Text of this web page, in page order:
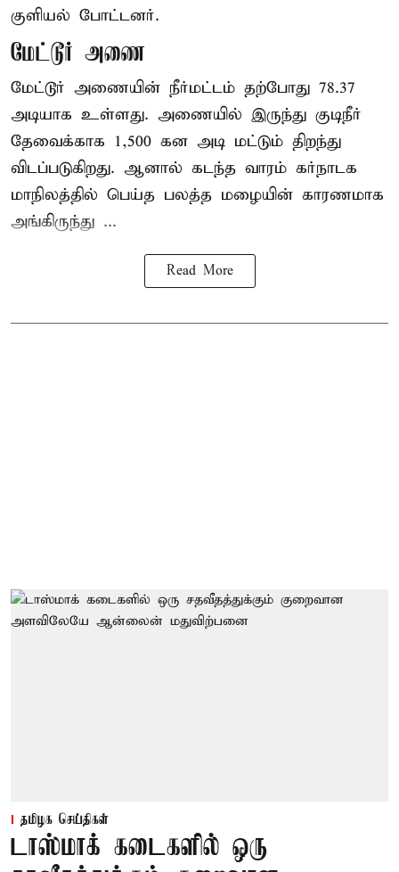
குளியல் போட்டனர்.
மேட்டூர் அணை
மேட்டூர் அணையின் நீர்மட்டம் தற்போது 78.37
அடியாக உள்ளது. அணையில் இருந்து குடிநீர்
தேவைக்காக 1,500 கன அடி மட்டும் திறந்து
விடப்படுகிறது. ஆனால் கடந்த வாரம் கர்நாடக
மாநிலத்தில் பெய்த பலத்த மழையின் காரணமாக
அங்கிருந்து ...
Read More
தமிழக செய்திகள்
டாஸ்மாக் கடைகளில் ஒரு